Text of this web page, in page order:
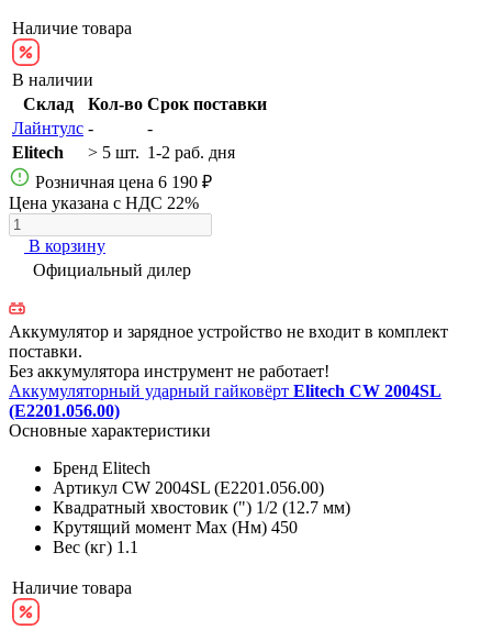
Наличие товара
В наличии
Склад
Кол-во Срок поставки
Лайнтулс -
-
Elitech
> 5 шт. 1-2 раб. дня
Розничная цена 6 190 ₽
Цена указана с НДС 22%
В корзину
Официальный дилер
Аккумулятор и зарядное устройство не входит в комплект
поставки.
Без аккумулятора инструмент не работает!
Аккумуляторный ударный гайковёрт Elitech CW 2004SL
(E2201.056.00)
Основные характеристики
Бренд Elitech
Артикул CW 2004SL (E2201.056.00)
Квадратный хвостовик (") 1/2 (12.7 мм)
Крутящий момент Max (Нм) 450
Вес (кг) 1.1
Наличие товара